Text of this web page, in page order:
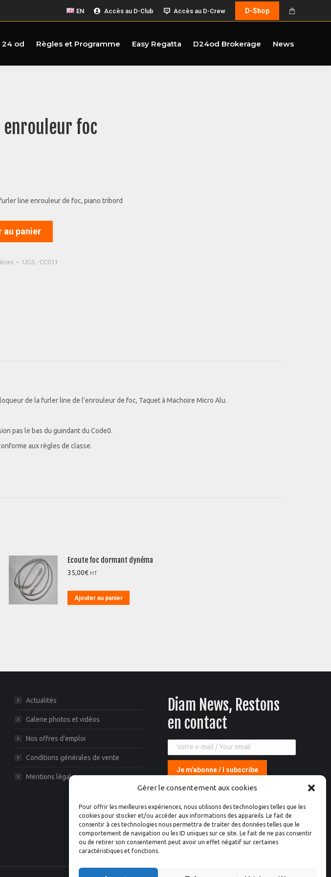
Gérer le consentement aux cookies
Pour offrir les meilleures expériences, nous utilisons des technologies telles que les
cookies pour stocker et/ou accéder aux informations des appareils. Le fait de
consentir à ces technologies nous permettra de traiter des données telles que le
comportement de navigation ou les ID uniques sur ce site. Le fait de ne pas consentir
ou de retirer son consentement peut avoir un effet négatif sur certaines
caractéristiques et fonctions.
EN Accès au D-Club Accès au D-Crew D-Shop
24 od Règles et Programme Easy Regatta D24od Brokerage News
enrouleur foc
line enrouleur de foc, piano tribord
au panier
UGS : CC013
de la furler line de l’enrouleur de foc, Taquet à Machoire Micro Alu.
pas le bas du guindant du Code0.
aux règles de classe.
Ecoute foc dormant dynéma
35,00€ HT
Ajouter au panier
Actualités
Galerie photos et vidéos
Nos offres d’emploi
Conditions générales de vente
Mentions légales
Diam News, Restons
en contact